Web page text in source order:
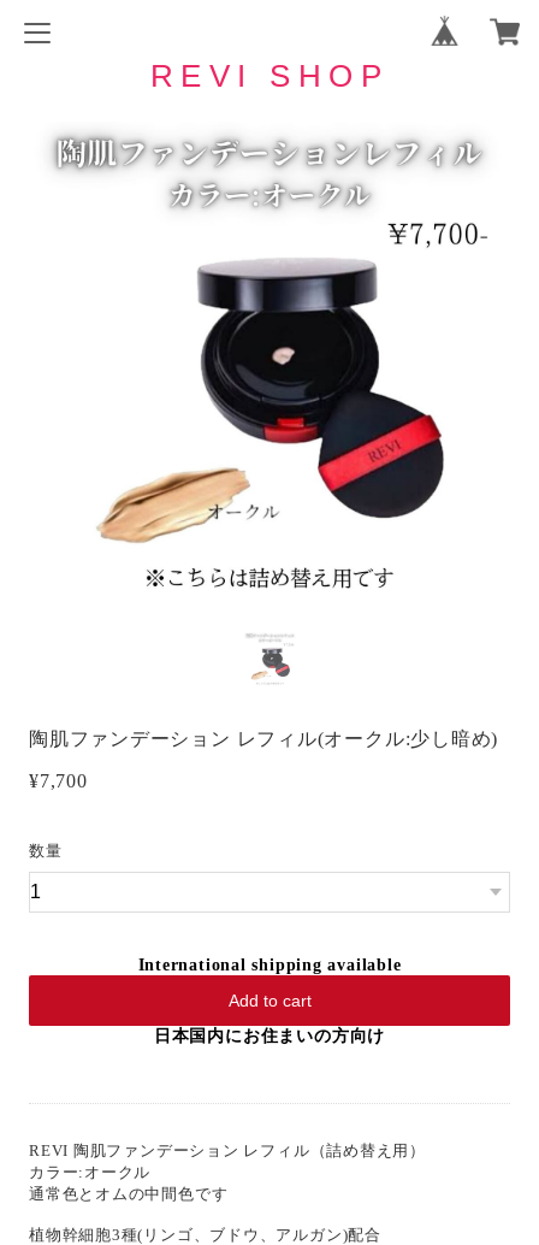
REVI SHOP
陶肌ファンデーション レフィル(オークル:少し暗め)
¥7,700
数量
International shipping available
Add to cart
日本国内にお住まいの方向け
REVI 陶肌ファンデーション レフィル（詰め替え用）
カラー:オークル
通常色とオムの中間色です
植物幹細胞3種(リンゴ、ブドウ、アルガン)配合